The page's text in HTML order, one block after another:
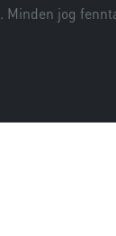
. Minden jog